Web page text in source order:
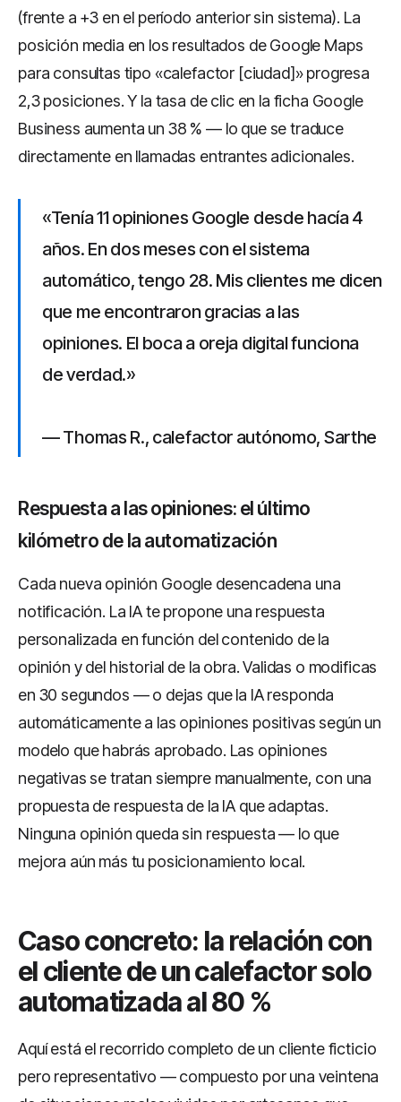
(frente a +3 en el período anterior sin sistema). La
posición media en los resultados de Google Maps
para consultas tipo «calefactor [ciudad]» progresa
2,3 posiciones. Y la tasa de clic en la ficha Google
Business aumenta un 38 % — lo que se traduce
directamente en llamadas entrantes adicionales.
«Tenía 11 opiniones Google desde hacía 4
años. En dos meses con el sistema
automático, tengo 28. Mis clientes me dicen
que me encontraron gracias a las
opiniones. El boca a oreja digital funciona
de verdad.»
— Thomas R., calefactor autónomo, Sarthe
Respuesta a las opiniones: el último
kilómetro de la automatización
Cada nueva opinión Google desencadena una
notificación. La IA te propone una respuesta
personalizada en función del contenido de la
opinión y del historial de la obra. Validas o modificas
en 30 segundos — o dejas que la IA responda
automáticamente a las opiniones positivas según un
modelo que habrás aprobado. Las opiniones
negativas se tratan siempre manualmente, con una
propuesta de respuesta de la IA que adaptas.
Ninguna opinión queda sin respuesta — lo que
mejora aún más tu posicionamiento local.
Caso concreto: la relación con
el cliente de un calefactor solo
automatizada al 80 %
Aquí está el recorrido completo de un cliente ficticio
pero representativo — compuesto por una veintena